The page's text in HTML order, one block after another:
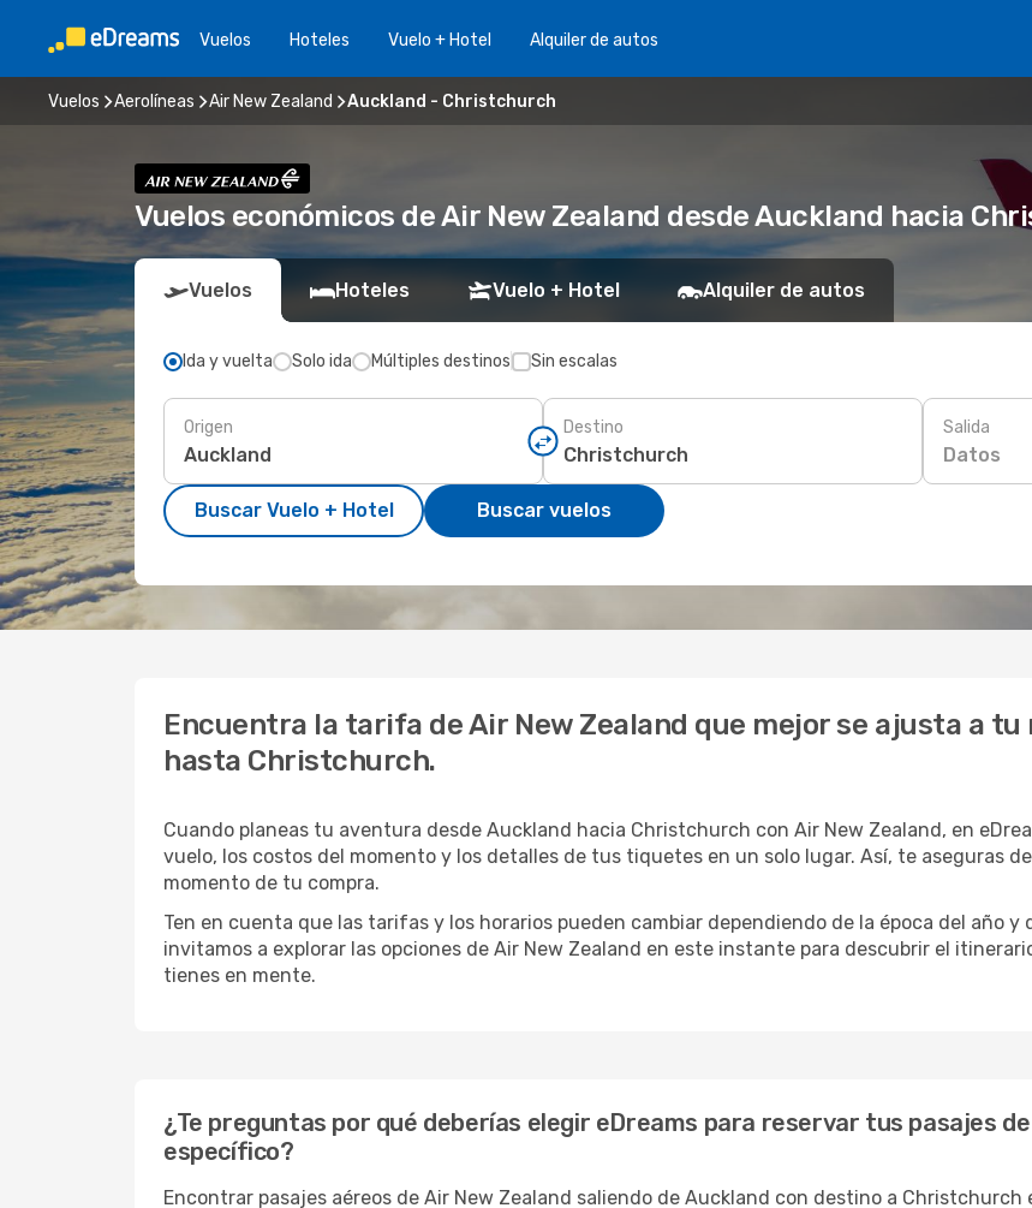
Vuelos Hoteles Vuelo + Hotel Alquiler de autos
Vuelos Aerolíneas Air New Zealand Auckland - Christchurch
Vuelos económicos de Air New Zealand desde Auckland hacia
Vuelos Hoteles Vuelo + Hotel Alquiler de autos
Ida y vuelta Solo ida Múltiples destinos Sin escalas
Origen Destino Salida
Datos
Buscar Vuelo + Hotel Buscar vuelos
Encuentra la tarifa de Air New Zealand que mejor se ajusta a
hasta Christchurch.
Cuando planeas tu aventura desde Auckland hacia Christchurch con Air New Zealand, en
vuelo, los costos del momento y los detalles de tus tiquetes en un solo lugar. Así, te aseguras
momento de tu compra.
Ten en cuenta que las tarifas y los horarios pueden cambiar dependiendo de la época del año y
invitamos a explorar las opciones de Air New Zealand en este instante para descubrir el
tienes en mente.
¿Te preguntas por qué deberías elegir eDreams para reservar tus pasajes
específico?
Encontrar pasajes aéreos de Air New Zealand saliendo de Auckland con destino a